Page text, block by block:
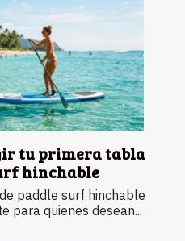
tu primera tabla
hinchable
paddle surf hinchable
para quienes desean...